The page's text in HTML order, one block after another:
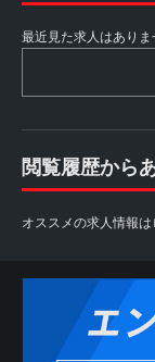
最近見た求人はありま
閲覧履歴から
オススメの求人情報